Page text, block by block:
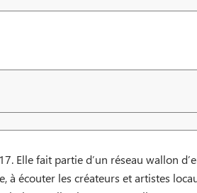
Elle fait partie d’un réseau wallon
à écouter les créateurs et artistes